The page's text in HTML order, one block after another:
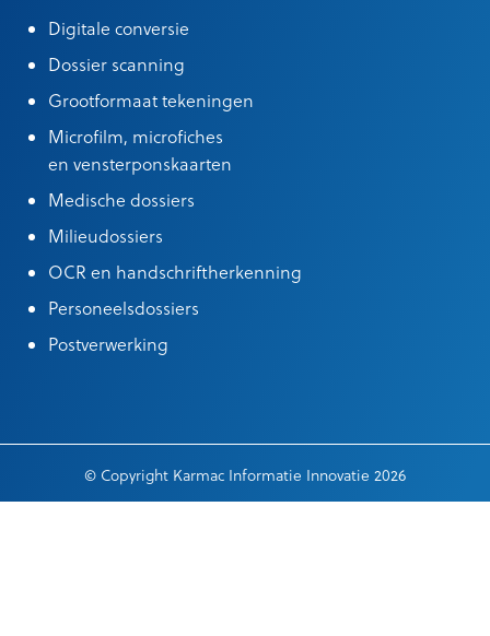
Digitale conversie
Dossier scanning
Grootformaat tekeningen
Microfilm, microfiches
en vensterponskaarten
Medische dossiers
Milieudossiers
OCR en handschriftherkenning
Personeelsdossiers
Postverwerking
© Copyright Karmac Informatie Innovatie 2026